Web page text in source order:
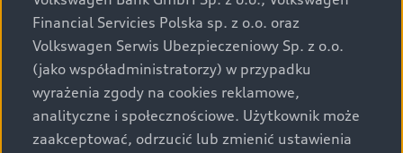
za dopłatą. Wiążące ustalenie ceny, wyposażenia i
specyfikacji pojazdu następują w umowie sprzedaży, a
określenie parametrów technicznych zawiera
świadectwo homologacji typu pojazdu. Zastrzegamy
sobie prawo do zmian i pomyłek. Wszelkie informacje
prezentowane na stronie są aktualne na dzień ich
zamieszczania. W celu uzyskania najnowszych
Financial Servicies Polska sp. z o.o. oraz
Volkswagen Serwis Ubezpieczeniowy Sp. z o.o.
(jako współadministratorzy) w przypadku
wyrażenia zgody na cookies reklamowe,
analityczne i społecznościowe. Użytkownik może
zaakceptować, odrzucić lub zmienić ustawienia